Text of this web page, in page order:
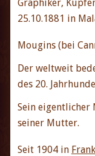
Graphiker,
25.10.1881 in
Mougins (bei
Der weltweit
des 20.
Sein eigentlicher
seiner Mutter.
Seit 1904 in